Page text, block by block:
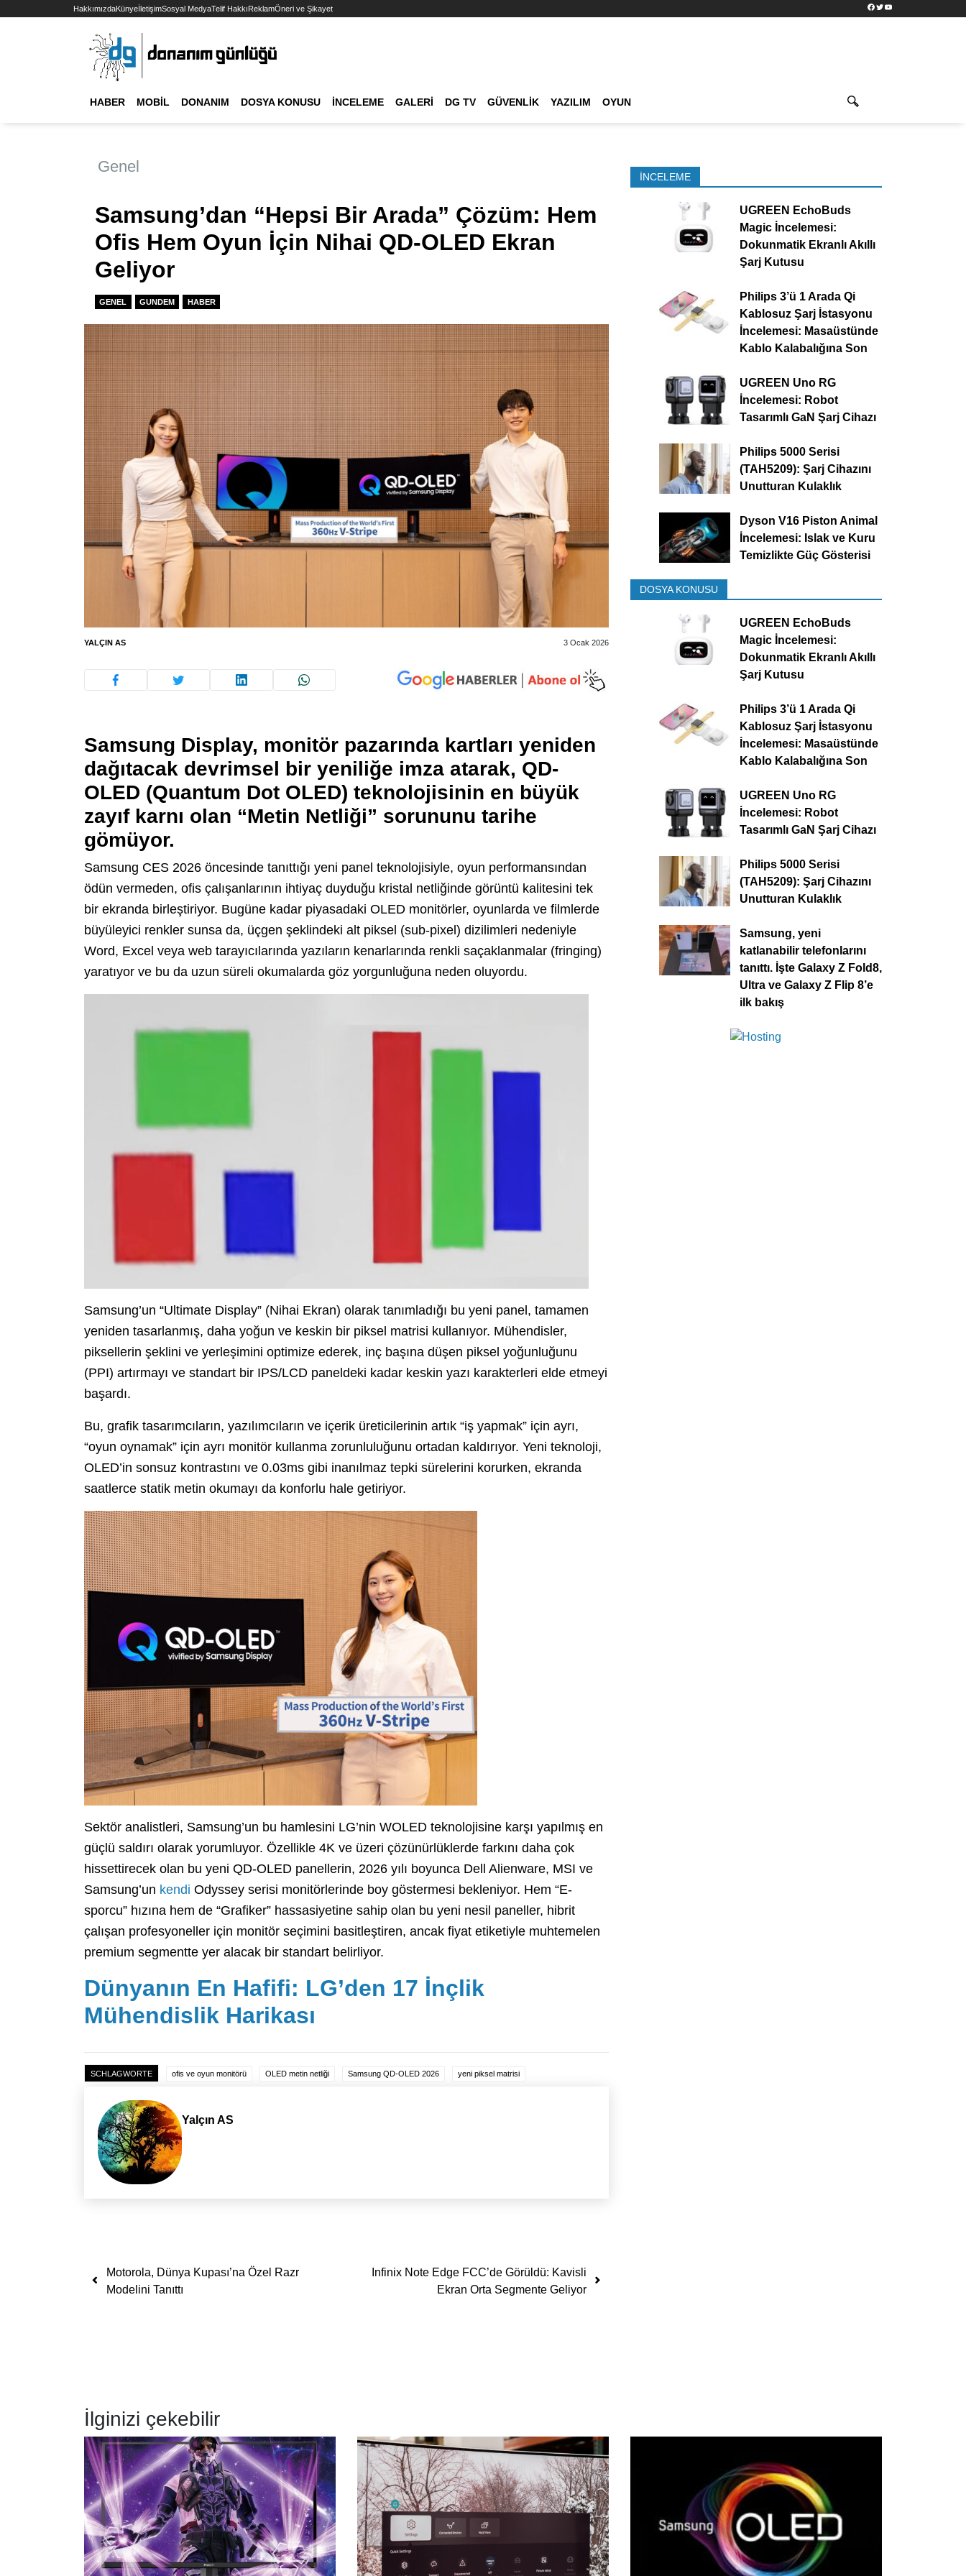
HakkımızdaKünyeİletişimSosyal MedyaTelif HakkıReklamÖneri ve Şikayet Facebook
TwitterYouTube
HABER MOBIL DONANIM DOSYA KONUSU İNCELEME GALERI DG TV GÜVENLIK YAZILIM OYUN
Genel
Samsung’dan “Hepsi Bir Arada” Çözüm: Hem
Ofis Hem Oyun İçin Nihai QD-OLED Ekran
Geliyor
GENEL GUNDEM HABER
YALÇIN AS 3 Ocak 2026
Samsung Display, monitör pazarında kartları yeniden
dağıtacak devrimsel bir yeniliğe imza atarak, QD-
OLED (Quantum Dot OLED) teknolojisinin en büyük
zayıf karnı olan “Metin Netliği” sorununu tarihe
gömüyor.
Samsung CES 2026 öncesinde tanıttığı yeni panel teknolojisiyle, oyun performansından
ödün vermeden, ofis çalışanlarının ihtiyaç duyduğu kristal netliğinde görüntü kalitesini tek
bir ekranda birleştiriyor. Bugüne kadar piyasadaki OLED monitörler, oyunlarda ve filmlerde
büyüleyici renkler sunsa da, üçgen şeklindeki alt piksel (sub-pixel) dizilimleri nedeniyle
Word, Excel veya web tarayıcılarında yazıların kenarlarında renkli saçaklanmalar (fringing)
yaratıyor ve bu da uzun süreli okumalarda göz yorgunluğuna neden oluyordu.
Samsung’un “Ultimate Display” (Nihai Ekran) olarak tanımladığı bu yeni panel, tamamen
yeniden tasarlanmış, daha yoğun ve keskin bir piksel matrisi kullanıyor. Mühendisler,
piksellerin şeklini ve yerleşimini optimize ederek, inç başına düşen piksel yoğunluğunu
(PPI) artırmayı ve standart bir IPS/LCD paneldeki kadar keskin yazı karakterleri elde etmeyi
başardı.
Bu, grafik tasarımcıların, yazılımcıların ve içerik üreticilerinin artık “iş yapmak” için ayrı,
“oyun oynamak” için ayrı monitör kullanma zorunluluğunu ortadan kaldırıyor. Yeni teknoloji,
OLED’in sonsuz kontrastını ve 0.03ms gibi inanılmaz tepki sürelerini korurken, ekranda
saatlerce statik metin okumayı da konforlu hale getiriyor.
Sektör analistleri, Samsung’un bu hamlesini LG’nin WOLED teknolojisine karşı yapılmış en
güçlü saldırı olarak yorumluyor. Özellikle 4K ve üzeri çözünürlüklerde farkını daha çok
hissettirecek olan bu yeni QD-OLED panellerin, 2026 yılı boyunca Dell Alienware, MSI ve
Samsung’un kendi Odyssey serisi monitörlerinde boy göstermesi bekleniyor. Hem “E-
sporcu” hızına hem de “Grafiker” hassasiyetine sahip olan bu yeni nesil paneller, hibrit
çalışan profesyoneller için monitör seçimini basitleştiren, ancak fiyat etiketiyle muhtemelen
premium segmentte yer alacak bir standart belirliyor.
Dünyanın En Hafifi: LG’den 17 İnçlik
Mühendislik Harikası
SCHLAGWORTE ofis ve oyun monitörü OLED metin netliği Samsung QD-OLED 2026 yeni piksel matrisi
Yalçın AS
Yazı dolaşımı
Motorola, Dünya Kupası’na Özel Razr
Modelini Tanıttı
Infinix Note Edge FCC’de Görüldü: Kavisli
Ekran Orta Segmente Geliyor
İNCELEME
UGREEN EchoBuds
Magic İncelemesi:
Dokunmatik Ekranlı Akıllı
Şarj Kutusu
Philips 3’ü 1 Arada Qi
Kablosuz Şarj İstasyonu
İncelemesi: Masaüstünde
Kablo Kalabalığına Son
UGREEN Uno RG
İncelemesi: Robot
Tasarımlı GaN Şarj Cihazı
Philips 5000 Serisi
(TAH5209): Şarj Cihazını
Unutturan Kulaklık
Dyson V16 Piston Animal
İncelemesi: Islak ve Kuru
Temizlikte Güç Gösterisi
DOSYA KONUSU
UGREEN EchoBuds
Magic İncelemesi:
Dokunmatik Ekranlı Akıllı
Şarj Kutusu
Philips 3’ü 1 Arada Qi
Kablosuz Şarj İstasyonu
İncelemesi: Masaüstünde
Kablo Kalabalığına Son
UGREEN Uno RG
İncelemesi: Robot
Tasarımlı GaN Şarj Cihazı
Philips 5000 Serisi
(TAH5209): Şarj Cihazını
Unutturan Kulaklık
Samsung, yeni
katlanabilir telefonlarını
tanıttı. İşte Galaxy Z Fold8,
Ultra ve Galaxy Z Flip 8’e
ilk bakış
İlginizi çekebilir